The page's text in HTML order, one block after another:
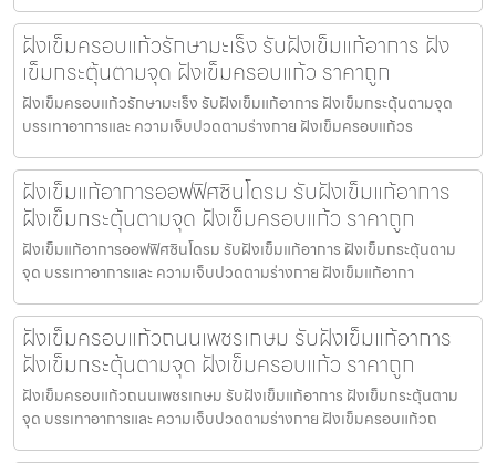
ฝังเข็มครอบแก้วรักษามะเร็ง รับฝังเข็มแก้อาการ ฝัง
เข็มกระตุ้นตามจุด ฝังเข็มครอบแก้ว ราคาถูก
ฝังเข็มครอบแก้วรักษามะเร็ง รับฝังเข็มแก้อาการ ฝังเข็มกระตุ้นตามจุด
บรรเทาอาการและ ความเจ็บปวดตามร่างกาย ฝังเข็มครอบแก้วร
ฝังเข็มแก้อาการออฟฟิศซินโดรม รับฝังเข็มแก้อาการ
ฝังเข็มกระตุ้นตามจุด ฝังเข็มครอบแก้ว ราคาถูก
ฝังเข็มแก้อาการออฟฟิศซินโดรม รับฝังเข็มแก้อาการ ฝังเข็มกระตุ้นตาม
จุด บรรเทาอาการและ ความเจ็บปวดตามร่างกาย ฝังเข็มแก้อากา
ฝังเข็มครอบแก้วถนนเพชรเกษม รับฝังเข็มแก้อาการ
ฝังเข็มกระตุ้นตามจุด ฝังเข็มครอบแก้ว ราคาถูก
ฝังเข็มครอบแก้วถนนเพชรเกษม รับฝังเข็มแก้อาการ ฝังเข็มกระตุ้นตาม
จุด บรรเทาอาการและ ความเจ็บปวดตามร่างกาย ฝังเข็มครอบแก้วถ